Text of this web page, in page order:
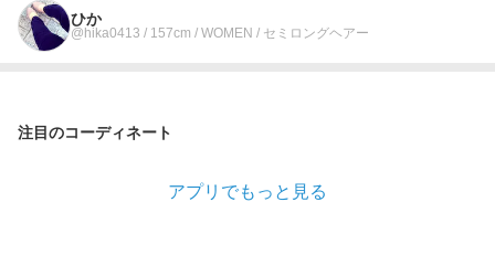
ひか
@hika0413 / 157cm / WOMEN / セミロングヘアー
注目のコーディネート
アプリでもっと見る